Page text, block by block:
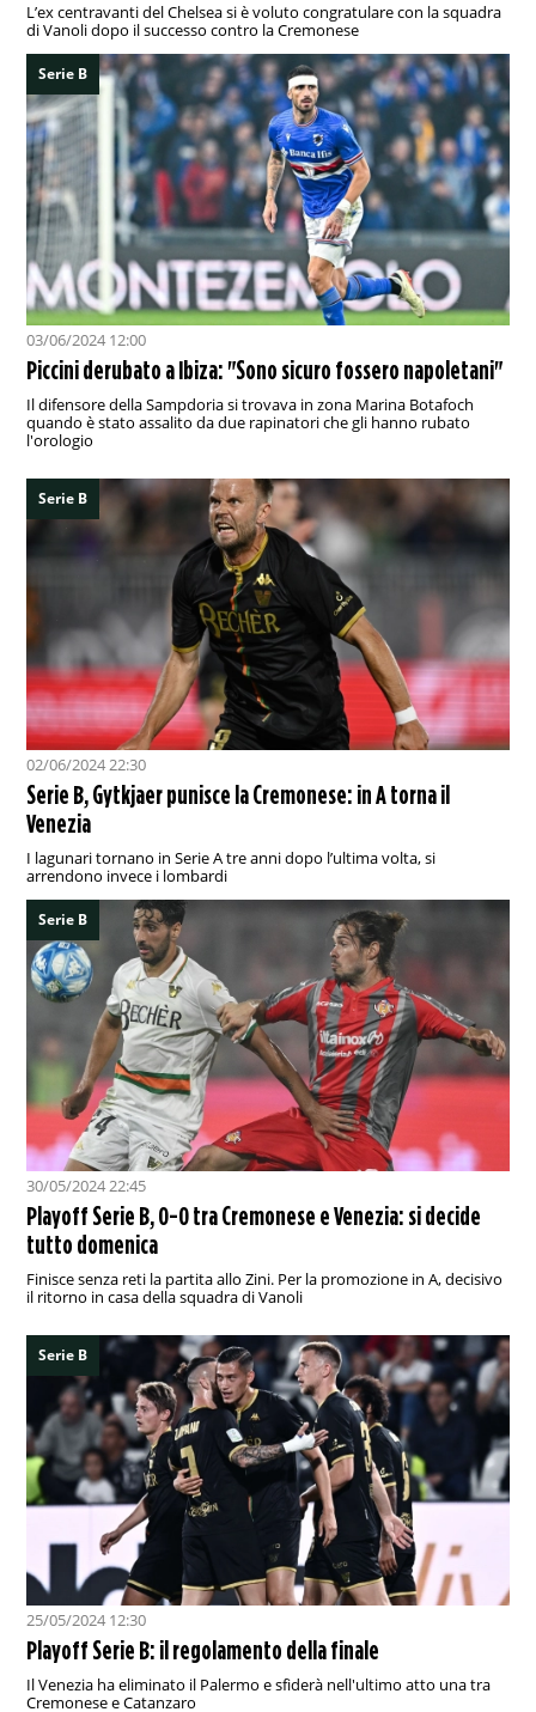
L’ex centravanti del Chelsea si è voluto congratulare con la squadra
di Vanoli dopo il successo contro la Cremonese
Serie B
03/06/2024 12:00
Piccini derubato a Ibiza: "Sono sicuro fossero napoletani"
Il difensore della Sampdoria si trovava in zona Marina Botafoch
quando è stato assalito da due rapinatori che gli hanno rubato
l'orologio
Serie B
02/06/2024 22:30
Serie B, Gytkjaer punisce la Cremonese: in A torna il
Venezia
I lagunari tornano in Serie A tre anni dopo l’ultima volta, si
arrendono invece i lombardi
Serie B
30/05/2024 22:45
Playoff Serie B, 0-0 tra Cremonese e Venezia: si decide
tutto domenica
Finisce senza reti la partita allo Zini. Per la promozione in A, decisivo
il ritorno in casa della squadra di Vanoli
Serie B
25/05/2024 12:30
Playoff Serie B: il regolamento della finale
Il Venezia ha eliminato il Palermo e sfiderà nell'ultimo atto una tra
Cremonese e Catanzaro